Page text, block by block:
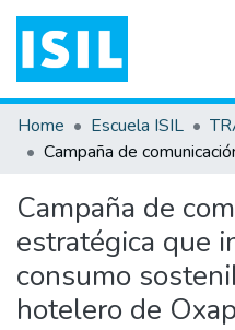
All of DSpace
Statistics
Documentos ▾
Home Escuela ISIL
Campaña de
estratégica que
consumo
hotelero de